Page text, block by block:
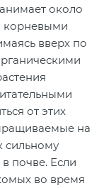
около
корневыми
вверх по
от этих
на
сильному
почве. Если
во время